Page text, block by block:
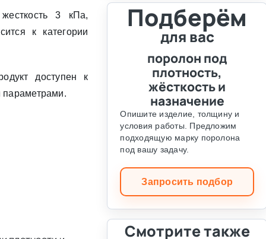
3 кПа,
к категории
доступен к
параметрами.
Подберём
для вас
поролон под
плотность,
жёсткость и
назначение
Опишите изделие, толщину и
условия работы. Предложим
подходящую марку поролона
под вашу задачу.
Запросить подбор
Смотрите также